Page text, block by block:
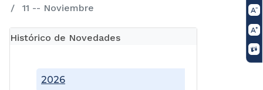
11 -- Noviembre
Histórico de Novedades
2026